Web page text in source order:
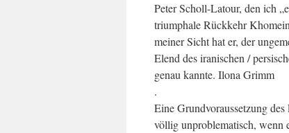
Peter Scholl-Latour, den ich
triumphale Rückkehr
meiner Sicht hat er, der
Elend des iranischen /
genau kannte. Ilona Grimm
.
Eine Grundvoraussetzung
völlig unproblematisch, wenn